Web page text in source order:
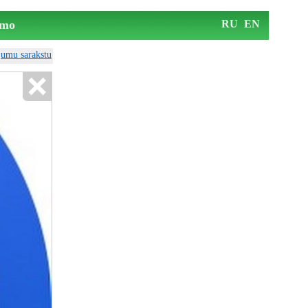
RU EN
sarakstu